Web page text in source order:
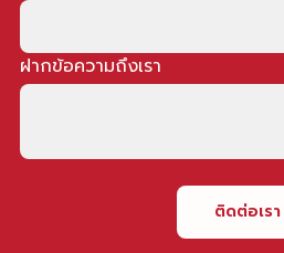
ฝากข้อความถึงเรา
ติดต่อเรา